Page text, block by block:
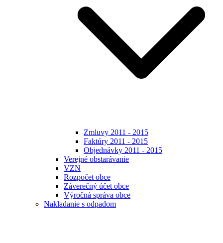
Zmluvy 2011 - 2015
Faktúry 2011 - 2015
Objednávky 2011 - 2015
Verejné obstarávanie
VZN
Rozpočet obce
Záverečný účet obce
Výročná správa obce
Nakladanie s odpadom